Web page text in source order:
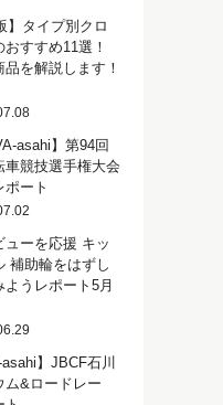
】タイプ別クロ
すすめ11選！
品を解説します！
asahi】第94回
車競技選手権大会
ポート
ューを応援 キッ
補助輪をはずし
ようレポート5月
】JBCF石川
ム&ロードレー